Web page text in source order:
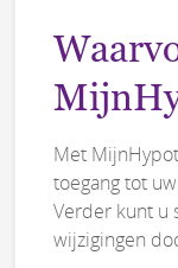
Met
toegang tot
Verder kunt u
wijzigingen